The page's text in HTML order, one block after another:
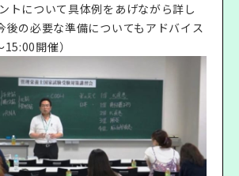
トについて具体例をあげながら詳し
後の必要な準備についてもアドバイス
15:00開催）